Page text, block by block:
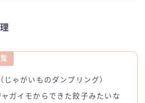
じゃがいものダンプリング）
ャガイモからできた餃子みたいな